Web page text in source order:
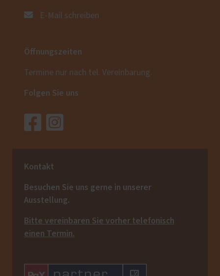
E-Mail schreiben
Öffnungszeiten
Termine nur nach tel. Vereinbarung.
Folgen Sie uns
Kontakt
Besuchen Sie uns gerne in unserer
Ausstellung.
Bitte vereinbaren Sie vorher telefonisch
einen Termin.